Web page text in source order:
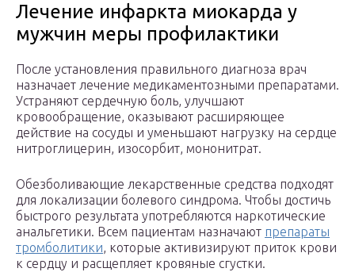
Лечение инфаркта миокарда у
мужчин меры профилактики
После установления правильного диагноза врач
назначает лечение медикаментозными препаратами.
Устраняют сердечную боль, улучшают
кровообращение, оказывают расширяющее
действие на сосуды и уменьшают нагрузку на сердце
нитроглицерин, изосорбит, мононитрат.
Обезболивающие лекарственные средства подходят
для локализации болевого синдрома. Чтобы достичь
быстрого результата употребляются наркотические
анальгетики. Всем пациентам назначают препараты
тромболитики, которые активизируют приток крови
к сердцу и расщепляет кровяные сгустки.